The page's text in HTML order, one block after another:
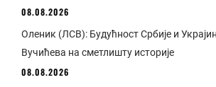
08.08.2026
Оленик (ЛСВ): Будућност Србије и
Вучићева на сметлишту историје
08.08.2026